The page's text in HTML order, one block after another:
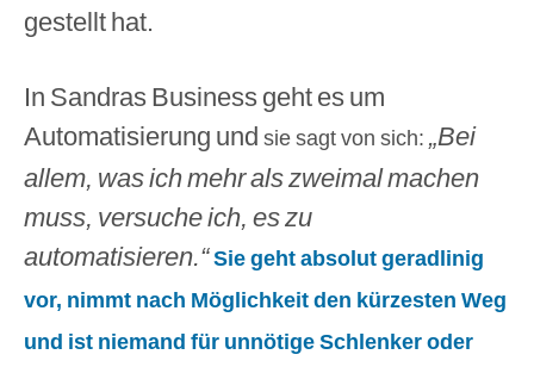
gestellt hat.
In Sandras Business geht es um
Automatisierung und sie sagt von sich: „Bei
allem, was ich mehr als zweimal machen
muss, versuche ich, es zu
automatisieren.“Sie geht absolut geradlinig
vor, nimmt nach Möglichkeit den kürzesten Weg
und ist niemand für unnötige Schlenker oder